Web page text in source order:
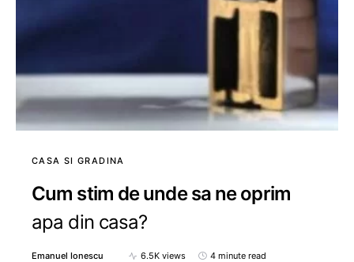
CASA SI GRADINA
Cum stim de unde sa ne oprim
apa din casa?
Emanuel Ionescu 6.5K views 4 minute read